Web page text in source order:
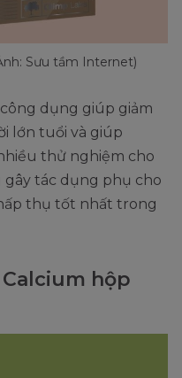
Sưu tầm Internet)
công dụng giúp giảm
lớn tuổi và giúp
thử nghiệm cho
tác dụng phụ cho
thụ tốt nhất trong
hộp